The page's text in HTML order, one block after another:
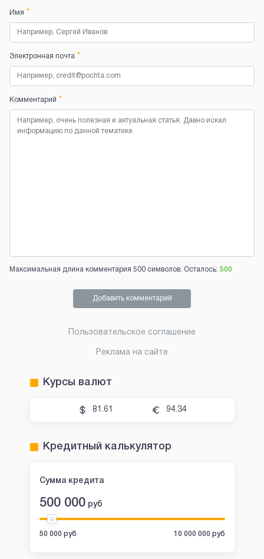
Имя *
Электронная почта *
Комментарий *
Максимальная длина комментария 500 символов. Осталось: 500
Добавить комментарий
Пользовательское соглашение
Реклама на сайте
Курсы валют
81.61 94.34
Кредитный калькулятор
Сумма кредита
500 000 руб
50 000 руб 10 000 000 руб